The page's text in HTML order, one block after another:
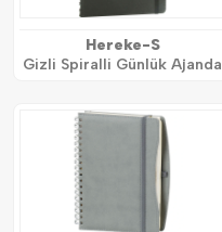
Hereke-S
Gizli Spiralli Günlük Ajanda